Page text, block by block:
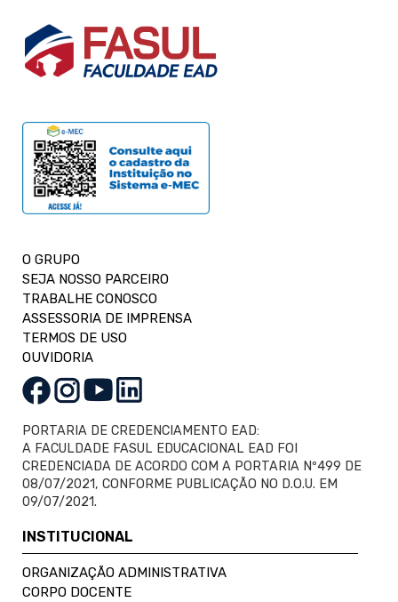
O GRUPO
SEJA NOSSO PARCEIRO
TRABALHE CONOSCO
ASSESSORIA DE IMPRENSA
TERMOS DE USO
OUVIDORIA
PORTARIA DE CREDENCIAMENTO EAD:
A FACULDADE FASUL EDUCACIONAL EAD FOI
CREDENCIADA DE ACORDO COM A PORTARIA Nº499 DE
08/07/2021, CONFORME PUBLICAÇÃO NO D.O.U. EM
09/07/2021.
INSTITUCIONAL
ORGANIZAÇÃO ADMINISTRATIVA
CORPO DOCENTE